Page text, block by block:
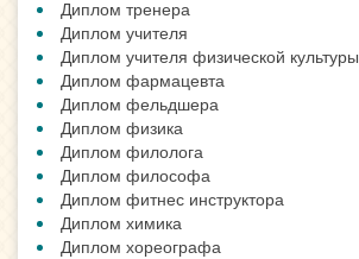
Диплом тренера
Диплом учителя
Диплом учителя физической культуры
Диплом фармацевта
Диплом фельдшера
Диплом физика
Диплом филолога
Диплом философа
Диплом фитнес инструктора
Диплом химика
Диплом хореографа